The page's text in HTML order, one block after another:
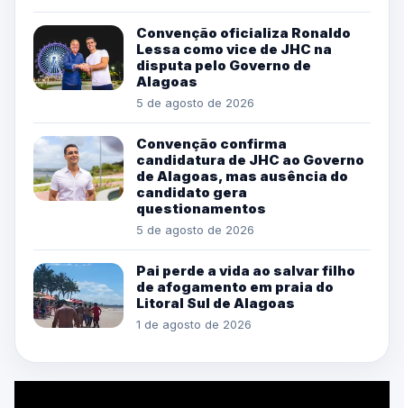
Convenção oficializa Ronaldo
Lessa como vice de JHC na
disputa pelo Governo de
Alagoas
5 de agosto de 2026
Convenção confirma
candidatura de JHC ao Governo
de Alagoas, mas ausência do
candidato gera
questionamentos
5 de agosto de 2026
Pai perde a vida ao salvar filho
de afogamento em praia do
Litoral Sul de Alagoas
1 de agosto de 2026